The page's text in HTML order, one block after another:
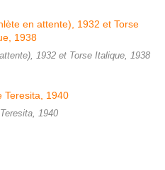
1932 et Torse Italique, 1938
1940